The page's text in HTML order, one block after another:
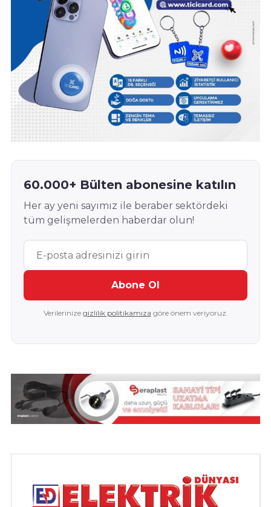
60.000+ Bülten abonesine katılın
Her ay yeni sayımız ile beraber sektördeki
tüm gelişmelerden haberdar olun!
Abone Ol
Verilerinize gizlilik politikamıza göre önem veriyoruz.